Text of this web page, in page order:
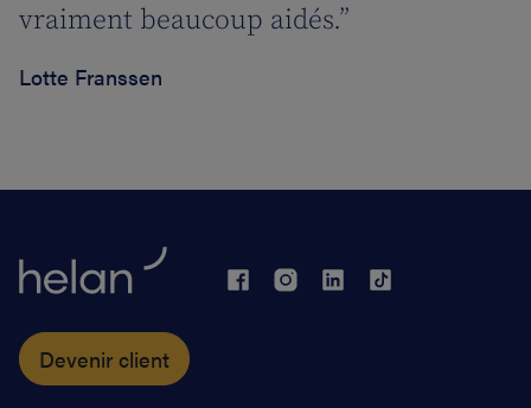
vraiment beaucoup aidés.”
Lotte Franssen
Devenir client